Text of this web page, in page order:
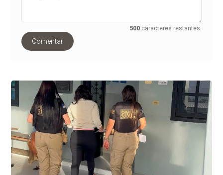
500 caracteres restantes.
Comentar